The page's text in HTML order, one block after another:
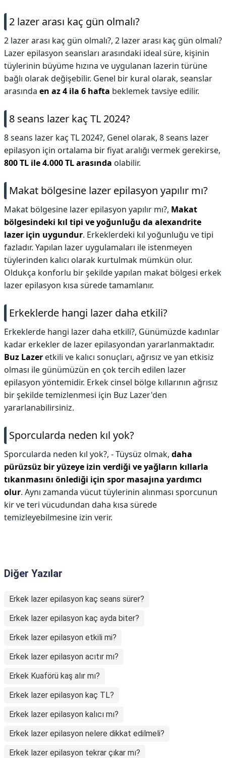
2 lazer arası kaç gün olmalı?
2 lazer arası kaç gün olmalı?, 2 lazer arası kaç gün olmalı?
Lazer epilasyon seansları arasındaki ideal süre, kişinin
tüylerinin büyüme hızına ve uygulanan lazerin türüne
bağlı olarak değişebilir. Genel bir kural olarak, seanslar
arasında en az 4 ila 6 hafta beklemek tavsiye edilir.
8 seans lazer kaç TL 2024?
8 seans lazer kaç TL 2024?, Genel olarak, 8 seans lazer
epilasyon için ortalama bir fiyat aralığı vermek gerekirse,
800 TL ile 4.000 TL arasında olabilir.
Makat bölgesine lazer epilasyon yapılır mı?
Makat bölgesine lazer epilasyon yapılır mı?, Makat
bölgesindeki kıl tipi ve yoğunluğu da alexandrite
lazer için uygundur. Erkeklerdeki kıl yoğunluğu ve tipi
fazladır. Yapılan lazer uygulamaları ile istenmeyen
tüylerinden kalıcı olarak kurtulmak mümkün olur.
Oldukça konforlu bir şekilde yapılan makat bölgesi erkek
lazer epilasyon kısa sürede tamamlanır.
Erkeklerde hangi lazer daha etkili?
Erkeklerde hangi lazer daha etkili?, Günümüzde kadınlar
kadar erkekler de lazer epilasyondan yararlanmaktadır.
Buz Lazer etkili ve kalıcı sonuçları, ağrısız ve yan etkisiz
olması ile günümüzün en çok tercih edilen lazer
epilasyon yöntemidir. Erkek cinsel bölge kıllarının ağrısız
bir şekilde temizlenmesi için Buz Lazer'den
yararlanabilirsiniz.
Sporcularda neden kıl yok?
Sporcularda neden kıl yok?, - Tüysüz olmak, daha
pürüzsüz bir yüzeye izin verdiği ve yağların kıllarla
tıkanmasını önlediği için spor masajına yardımcı
olur. Aynı zamanda vücut tüylerinin alınması sporcunun
kir ve teri vücudundan daha kısa sürede
temizleyebilmesine izin verir.
Diğer Yazılar
Erkek lazer epilasyon kaç seans sürer?
Erkek lazer epilasyon kaç ayda biter?
Erkek lazer epilasyon etkili mi?
Erkek lazer epilasyon acıtır mı?
Erkek Kuaförü kaş alır mı?
Erkek lazer epilasyon kaç TL?
Erkek lazer epilasyon kalıcı mı?
Erkek lazer epilasyon nelere dikkat edilmeli?
Erkek lazer epilasyon tekrar çıkar mı?